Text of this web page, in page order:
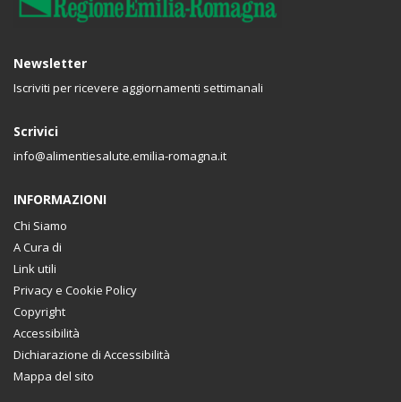
Newsletter
Iscriviti per ricevere aggiornamenti settimanali
Scrivici
info@alimentiesalute.emilia-romagna.it
INFORMAZIONI
Chi Siamo
A Cura di
Link utili
Privacy e Cookie Policy
Copyright
Accessibilità
Dichiarazione di Accessibilità
Mappa del sito